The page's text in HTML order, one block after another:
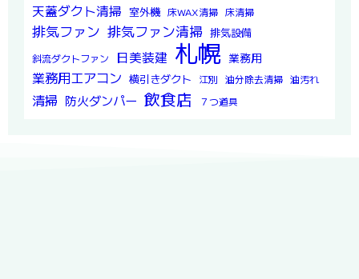
天蓋ダクト清掃 室外機 床WAX清掃 床清掃
排気ファン 排気ファン清掃 排気設備
斜流ダクトファン 日美装建 札幌 業務用
業務用エアコン 横引きダクト 江別 油分除去清掃 油汚れ
清掃 防火ダンパー 飲食店 ７つ道具